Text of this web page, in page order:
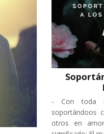
- Con toda
soportándoos
otros en